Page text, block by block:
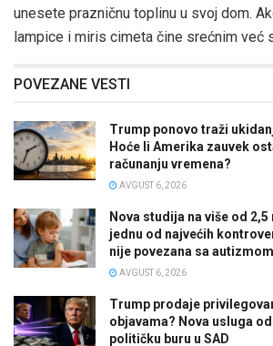
unesete prazničnu toplinu u svoj dom.
lampice i miris cimeta čine srećnim već
POVEZANE VESTI
Trump ponovo traži
Hoće li Amerika zauvek
računanju vremena?
AVGUST 6, 2026
Nova studija na više od
jednu od najvećih
nije povezana sa autizmom
AVGUST 6, 2026
Trump prodaje
objavama? Nova usluga
političku buru u SAD